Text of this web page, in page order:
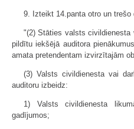
9. Izteikt 14.panta otro un trešo
"(2) Stāties valsts
pildītu iekšējā auditora
amata pretendentam izvirzītajām
(3) Valsts civildienesta vai
auditoru izbeidz:
1) Valsts civildienesta
gadījumos;